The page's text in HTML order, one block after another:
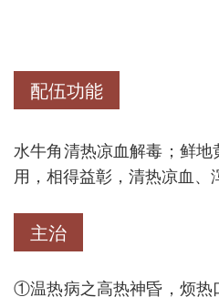
配伍功能
水牛角清热凉血解毒；鲜
用，相得益彰，清热凉血、
主治
①温热病之高热神昏，烦热